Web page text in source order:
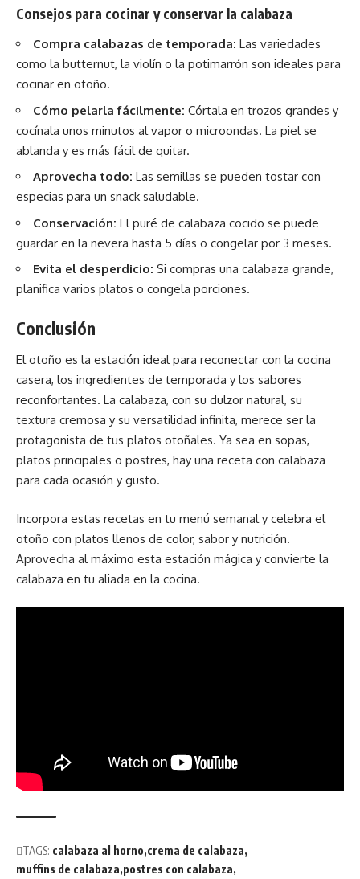
Consejos para cocinar y conservar la calabaza
Compra calabazas de temporada: Las variedades
como la butternut, la violín o la potimarrón son ideales para
cocinar en otoño.
Cómo pelarla fácilmente: Córtala en trozos grandes y
cocínala unos minutos al vapor o microondas. La piel se
ablanda y es más fácil de quitar.
Aprovecha todo: Las semillas se pueden tostar con
especias para un snack saludable.
Conservación: El puré de calabaza cocido se puede
guardar en la nevera hasta 5 días o congelar por 3 meses.
Evita el desperdicio: Si compras una calabaza grande,
planifica varios platos o congela porciones.
Conclusión
El otoño es la estación ideal para reconectar con la cocina
casera, los ingredientes de temporada y los sabores
reconfortantes. La calabaza, con su dulzor natural, su
textura cremosa y su versatilidad infinita, merece ser la
protagonista de tus platos otoñales. Ya sea en sopas,
platos principales o postres, hay una receta con calabaza
para cada ocasión y gusto.
Incorpora estas recetas en tu menú semanal y celebra el
otoño con platos llenos de color, sabor y nutrición.
Aprovecha al máximo esta estación mágica y convierte la
calabaza en tu aliada en la cocina.
TAGS: calabaza al horno crema de calabaza
muffins de calabaza postres con calabaza